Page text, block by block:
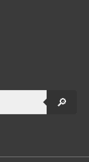
🔎